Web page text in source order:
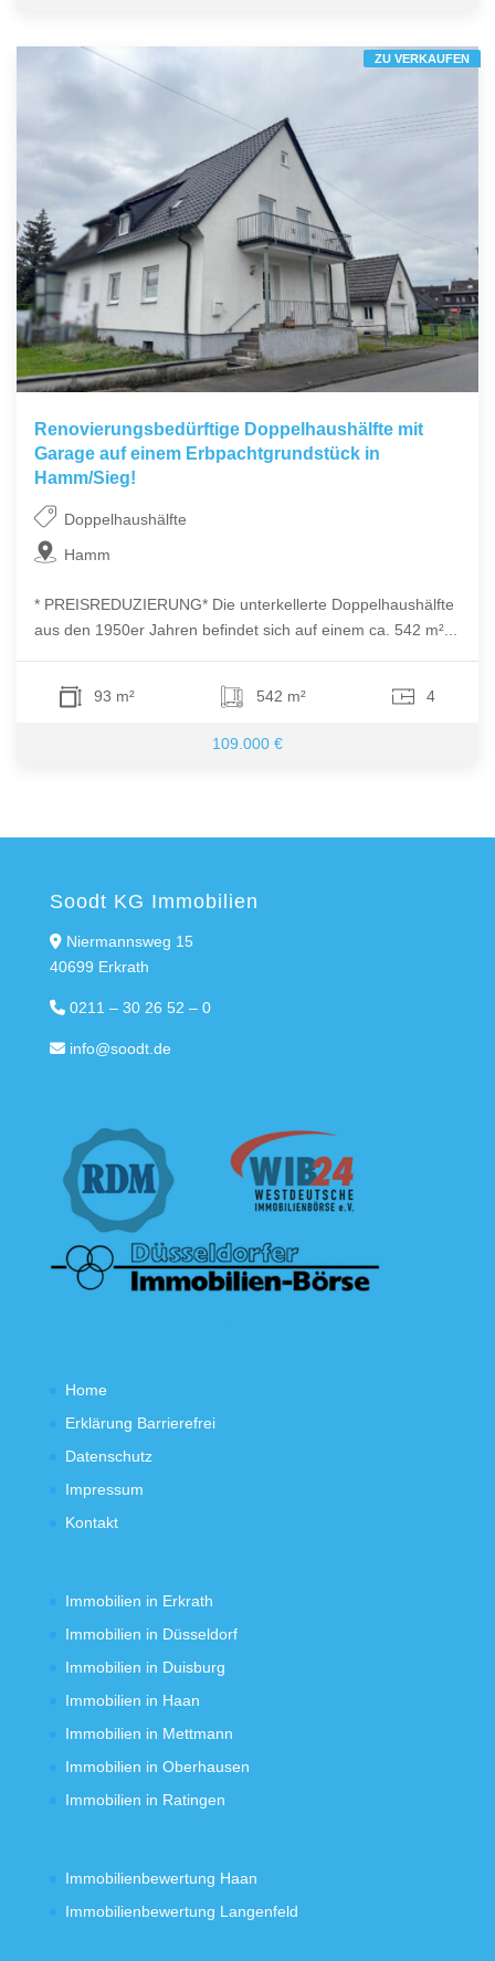
Renovierungsbedürftige Doppelhaushälfte mit
Garage auf einem Erbpachtgrundstück in
Hamm/Sieg!
Doppelhaushälfte
Hamm
* PREISREDUZIERUNG* Die unterkellerte Doppelhaushälfte
aus den 1950er Jahren befindet sich auf einem ca. 542 m²...
93 m² 542 m² 4
109.000 €
ZU VERKAUFEN
Soodt KG Immobilien
Niermannsweg 15
40699 Erkrath
0211 – 30 26 52 – 0
info@soodt.de
Home
Erklärung Barrierefrei
Datenschutz
Impressum
Kontakt
Immobilien in Erkrath
Immobilien in Düsseldorf
Immobilien in Duisburg
Immobilien in Haan
Immobilien in Mettmann
Immobilien in Oberhausen
Immobilien in Ratingen
Immobilienbewertung Haan
Immobilienbewertung Langenfeld